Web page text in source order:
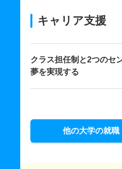
キャリア支援
クラス担任制と2つのセ
夢を実現する
他の大学の就職